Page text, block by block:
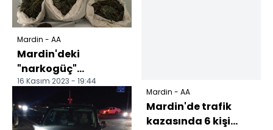
Mardin - AA
Mardin'deki
"narkogüç"
operasyonlarında 7
zanlı tutuklandı
16 Kasım 2023 - 19:44
Mardin - AA
Mardin'de trafik
kazasında 6 kişi